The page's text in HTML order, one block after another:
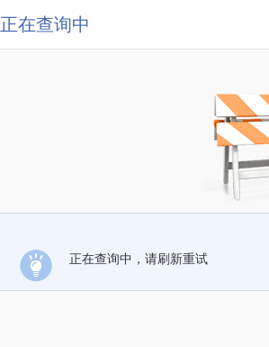
正在查询中
正在查询中，请刷新重试